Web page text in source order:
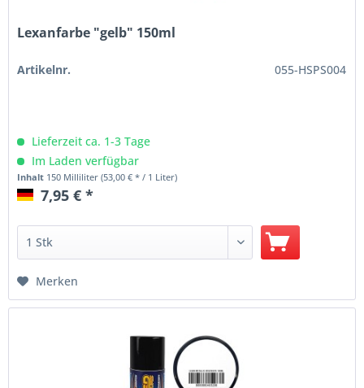
Lexanfarbe "gelb" 150ml
Artikelnr. 055-HSPS004
Lieferzeit ca. 1-3 Tage
Im Laden verfügbar
Inhalt 150 Milliliter(53,00 € * / 1 Liter)
7,95 € *
Merken